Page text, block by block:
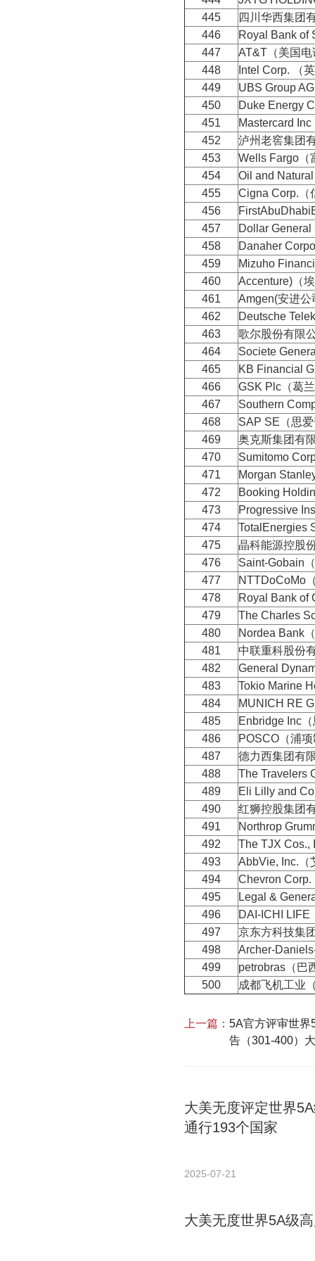
445
四川华西集团
446
Royal Bank of
447
AT&T（美国
448
Intel Corp. （
449
UBS Group
450
Duke Energy
451
Mastercard
452
泸州老窖集团
453
Wells Fargo（
454
Oil and
455
Cigna Corp.（
456
457
Dollar
458
Danaher
459
Mizuho
460
Accenture)（
461
Amgen(安进公
462
Deutsche
463
歌尔股份有限
464
Societe
465
KB Financial
466
GSK Plc（葛
467
Southern
468
SAP SE（思
469
奥克斯集团有
470
Sumitomo
471
Morgan
472
Booking
473
Progressive
474
TotalEnergies
475
晶科能源控股
476
Saint-Gobain
477
NTTDoCoMo
478
Royal Bank of
479
The Charles
480
Nordea Bank
481
中联重科股份
482
General
483
Tokio Marine
484
MUNICH RE
485
Enbridge Inc
486
POSCO（浦
487
德力西集团有
488
The Travelers
489
Eli Lilly and
490
红狮控股集团
491
Northrop
492
The TJX Cos.,
493
AbbVie, Inc.（
494
Chevron Corp.
495
Legal &
496
DAI-ICHI LIFE
497
京东方科技集
498
Archer-
499
petrobras（巴
500
成都飞机工业
上一篇： 5A官方评审世界
告（301-400）
大美无度评定世界
通行193个国家
2025-07-21
大美无度世界5A级